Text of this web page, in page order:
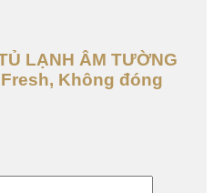
LẠNH ÂM TƯỜNG
Không đóng